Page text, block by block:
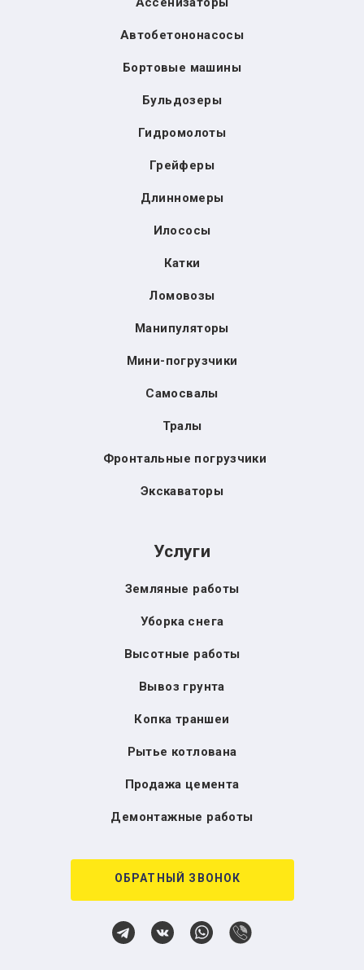
Автобетононасосы
Бортовые машины
Бульдозеры
Гидромолоты
Грейферы
Длинномеры
Илососы
Катки
Ломовозы
Манипуляторы
Мини-погрузчики
Самосвалы
Тралы
Фронтальные погрузчики
Экскаваторы
Услуги
Земляные работы
Уборка снега
Высотные работы
Вывоз грунта
Копка траншеи
Рытье котлована
Продажа цемента
Демонтажные работы
ОБРАТНЫЙ ЗВОНОК